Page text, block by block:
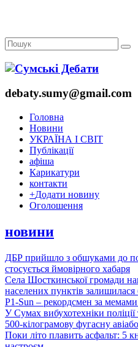
debaty.sumy@gmail.com
Головна
Новини
УКРАЇНА І СВІТ
Публікації
афіша
Карикатури
контакти
+Додати новину
Оголошення
новини
ДБР прийшло з обшуками до
стосується ймовірного хабаря
Села Шосткинської громади
населених пунктів залишилася
P1-Sun – рекордсмен за
У Сумах вибухотехніки
500-кілограмову фугасну
Поки літо плавить асфальт: 5